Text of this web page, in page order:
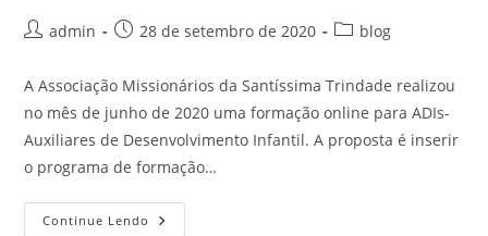
admin 28 de setembro de 2020 blog
A Associação Missionários da Santíssima Trindade realizou
no mês de junho de 2020 uma formação online para ADIs-
Auxiliares de Desenvolvimento Infantil. A proposta é inserir
o programa de formação…
Continue Lendo